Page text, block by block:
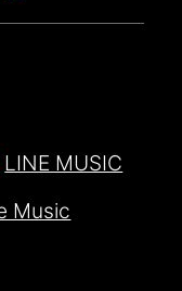
LINE MUSIC
Music